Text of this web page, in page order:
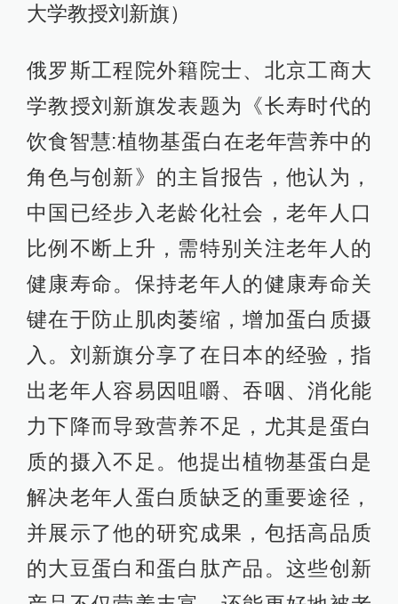
大学教授刘新旗）
俄罗斯工程院外籍院士、北京工商大
学教授刘新旗发表题为《长寿时代的
饮食智慧:植物基蛋白在老年营养中的
角色与创新》的主旨报告，他认为，
中国已经步入老龄化社会，老年人口
比例不断上升，需特别关注老年人的
健康寿命。保持老年人的健康寿命关
键在于防止肌肉萎缩，增加蛋白质摄
入。刘新旗分享了在日本的经验，指
出老年人容易因咀嚼、吞咽、消化能
力下降而导致营养不足，尤其是蛋白
质的摄入不足。他提出植物基蛋白是
解决老年人蛋白质缺乏的重要途径，
并展示了他的研究成果，包括高品质
的大豆蛋白和蛋白肽产品。这些创新